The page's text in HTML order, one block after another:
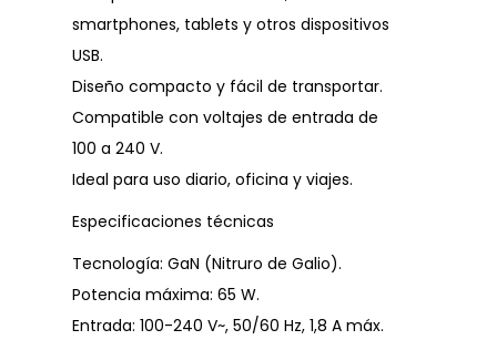
smartphones, tablets y otros dispositivos
USB.
Diseño compacto y fácil de transportar.
Compatible con voltajes de entrada de
100 a 240 V.
Ideal para uso diario, oficina y viajes.
Especificaciones técnicas
Tecnología: GaN (Nitruro de Galio).
Potencia máxima: 65 W.
Entrada: 100-240 V~, 50/60 Hz, 1,8 A máx.